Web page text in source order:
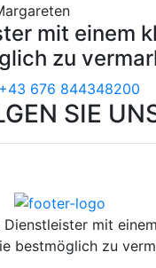
mit einem
zu
+43 676 844348200
SIE
Dienstleister mit
bestmöglich zu